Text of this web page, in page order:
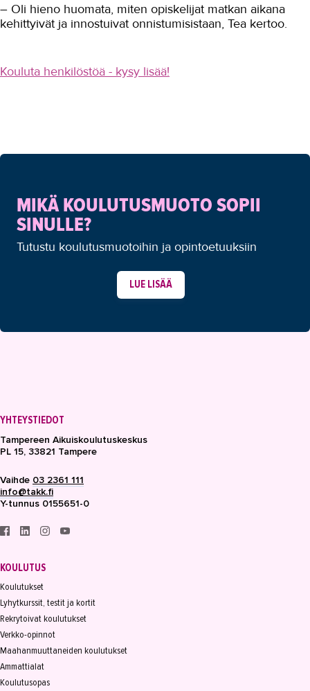
– Oli hieno huomata, miten opiskelijat matkan aikana
kehittyivät ja innostuivat onnistumisistaan, Tea kertoo.
Kouluta henkilöstöä - kysy lisää!
MIKÄ KOULUTUSMUOTO SOPII
SINULLE?
Tutustu koulutusmuotoihin ja opintoetuuksiin
LUE LISÄÄ
YHTEYSTIEDOT
Tampereen Aikuiskoulutuskeskus
PL 15, 33821 Tampere
Vaihde 03 2361 111
info@takk.fi
Y-tunnus 0155651-0
KOULUTUS
Koulutukset
Lyhytkurssit, testit ja kortit
Rekrytoivat koulutukset
Verkko-opinnot
Maahanmuuttaneiden koulutukset
Ammattialat
Koulutusopas